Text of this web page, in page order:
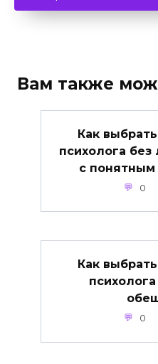
Вам также
Как
психолога
с понятным
0
Как
0